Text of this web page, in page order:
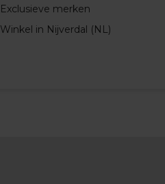
Exclusieve merken
Winkel in Nijverdal (NL)